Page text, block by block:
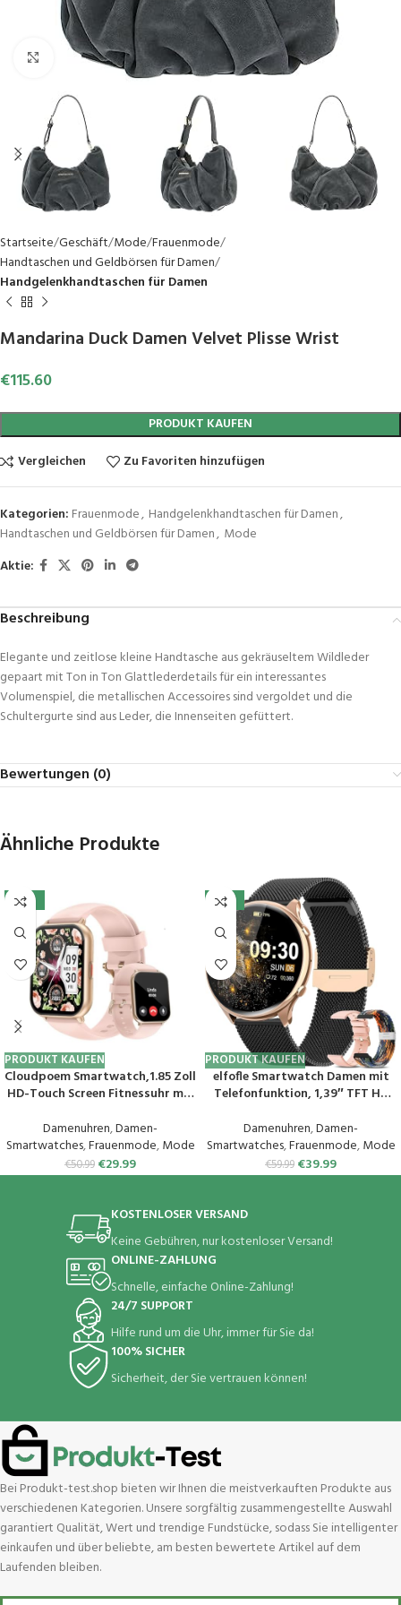
Click to enlarge
Startseite Geschäft Mode Frauenmode
Handtaschen und Geldbörsen für Damen
Handgelenkhandtaschen für Damen
Mandarina Duck Damen Velvet Plisse Wrist
€115.60
PRODUKT KAUFEN
Vergleichen
Zu Favoriten hinzufügen
Kategorien: Frauenmode, Handgelenkhandtaschen für Damen,
Handtaschen und Geldbörsen für Damen, Mode
Aktie:
Beschreibung
Elegante und zeitlose kleine Handtasche aus gekräuseltem Wildleder
gepaart mit Ton in Ton Glattlederdetails für ein interessantes
Volumenspiel, die metallischen Accessoires sind vergoldet und die
Schultergurte sind aus Leder, die Innenseiten gefüttert.
Bewertungen (0)
Ähnliche Produkte
-41%
PRODUKT KAUFEN
Cloudpoem Smartwatch,1.85 Zoll
HD-Touch Screen Fitnessuhr mit
Überwachung Pulsuhr
Schlafmonitor Schrittzähler Uhr
100+ Trainingsmodi Sportuhr
für Damen Herren Android iOS
Damenuhren,Damen-
Smartwatches,Frauenmode,Mode
€50.99 €29.99
-33%
PRODUKT KAUFEN
elfofle Smartwatch Damen mit
Telefonfunktion, 1,39″ TFT HD
mit 120 Sport SpO2 Pulsuhr
Menstruationszyklus
Schlafmonitor,Armbanduhr für
iOS Android (Schwarz Gold)
Damenuhren,Damen-
Smartwatches,Frauenmode,Mode
€59.99 €39.99
KOSTENLOSER VERSAND
Keine Gebühren, nur kostenloser Versand!
ONLINE-ZAHLUNG
Schnelle, einfache Online-Zahlung!
24/7 SUPPORT
Hilfe rund um die Uhr, immer für Sie da!
100% SICHER
Sicherheit, der Sie vertrauen können!
Bei Produkt-test.shop bieten wir Ihnen die meistverkauften Produkte aus
verschiedenen Kategorien. Unsere sorgfältig zusammengestellte Auswahl
garantiert Qualität, Wert und trendige Fundstücke, sodass Sie intelligenter
einkaufen und über beliebte, am besten bewertete Artikel auf dem
Laufenden bleiben.